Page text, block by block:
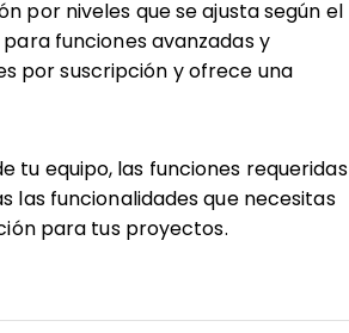
por niveles que se ajusta según el
funciones avanzadas y
por suscripción y ofrece una
tu equipo, las funciones requeridas
las funcionalidades que necesitas
para tus proyectos.